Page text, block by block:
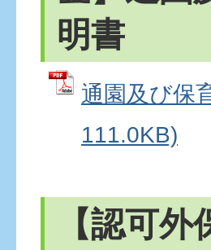
明書
通園及び保
111.0KB)
【認可